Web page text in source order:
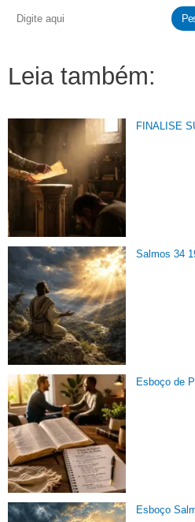
Leia também:
FINALISE
Salmos 34
Esboço de
Esboço